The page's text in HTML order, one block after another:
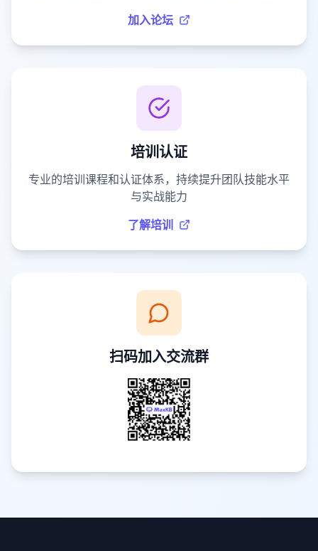
加入论坛
培训认证
专业的培训课程和认证体系，持续提升团队技能水平
与实战能力
了解培训
扫码加入交流群